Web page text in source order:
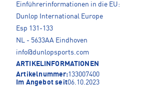
Einführerinformationen in die EU:
Dunlop International Europe
Esp 131-133
NL - 5633AA Eindhoven
info@dunlopsports.com
ARTIKELINFORMATIONEN
Artikelnummer:133007400
Im Angebot seit06.10.2023